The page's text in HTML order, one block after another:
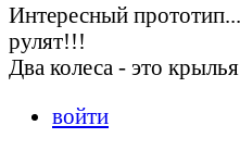
Интересный
рулят!!!
Два колеса - это
войти